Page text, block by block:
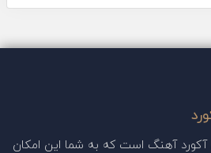
آکورد آهنگ است که به شما این امکان